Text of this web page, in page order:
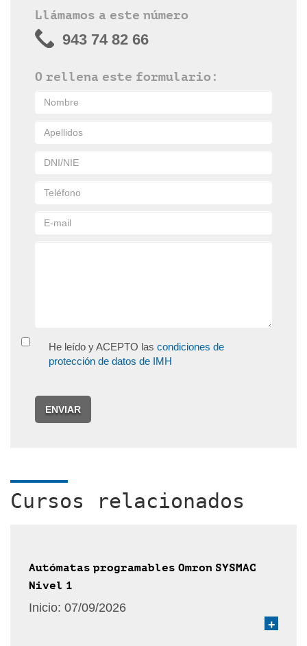
Llámamos a este número
943 74 82 66
O rellena este formulario:
He leído y ACEPTO las condiciones de
protección de datos de IMH
ENVIAR
Cursos relacionados
Autómatas programables Omron SYSMAC
Nivel 1
Inicio: 07/09/2026
+